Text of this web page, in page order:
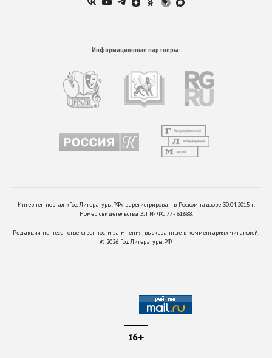
Информационные партнеры:
Интернет-портал «ГодЛитературы.РФ» зарегистрирован в Роскомнадзоре 30.04.2015 г.
Номер свидетельства ЭЛ № ФС 77 - 61688.
Редакция не несет ответственности за мнения, высказанные в комментариях читателей.
© 2026 ГодЛитературы.РФ
16+